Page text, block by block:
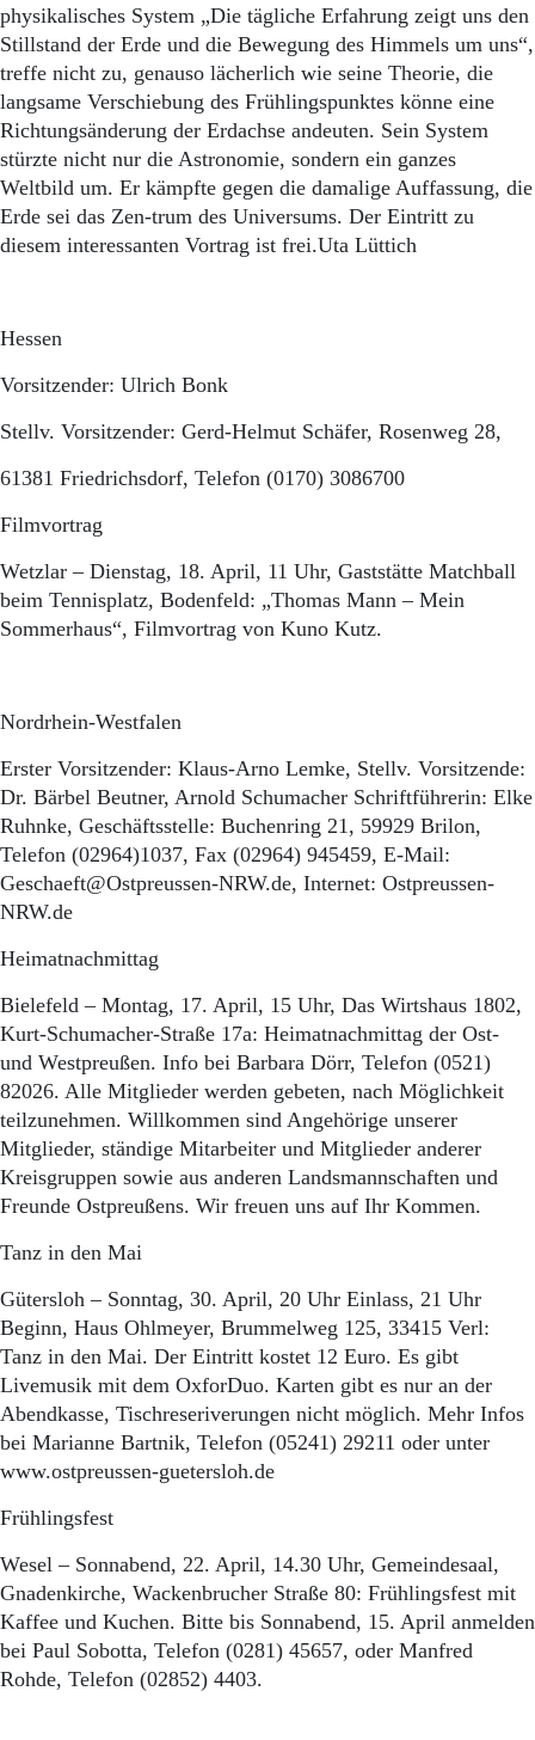
physikalisches System „Die tägliche Erfahrung zeigt uns den
Stillstand der Erde und die Bewegung des Himmels um uns“,
treffe nicht zu, genauso lächerlich wie seine Theorie, die
langsame Verschiebung des Frühlingspunktes könne eine
Richtungsänderung der Erdachse andeuten. Sein System
stürzte nicht nur die Astronomie, sondern ein ganzes
Weltbild um. Er kämpfte gegen die damalige Auffassung, die
Erde sei das Zen-trum des Universums. Der Eintritt zu
diesem interessanten Vortrag ist frei.Uta Lüttich
Hessen
Vorsitzender: Ulrich Bonk
Stellv. Vorsitzender: Gerd-Helmut Schäfer, Rosenweg 28,
61381 Friedrichsdorf, Telefon (0170) 3086700
Filmvortrag
Wetzlar – Dienstag, 18. April, 11 Uhr, Gaststätte Matchball
beim Tennisplatz, Bodenfeld: „Thomas Mann – Mein
Sommerhaus“, Filmvortrag von Kuno Kutz.
Nordrhein-Westfalen
Erster Vorsitzender: Klaus-Arno Lemke, Stellv. Vorsitzende:
Dr. Bärbel Beutner, Arnold Schumacher Schriftführerin: Elke
Ruhnke, Geschäftsstelle: Buchenring 21, 59929 Brilon,
Telefon (02964)1037, Fax (02964) 945459, E-Mail:
Geschaeft@Ostpreussen-NRW.de, Internet: Ostpreussen-
NRW.de
Heimatnachmittag
Bielefeld – Montag, 17. April, 15 Uhr, Das Wirtshaus 1802,
Kurt-Schumacher-Straße 17a: Heimatnachmittag der Ost-
und Westpreußen. Info bei Barbara Dörr, Telefon (0521)
82026. Alle Mitglieder werden gebeten, nach Möglichkeit
teilzunehmen. Willkommen sind Angehörige unserer
Mitglieder, ständige Mitarbeiter und Mitglieder anderer
Kreisgruppen sowie aus anderen Landsmannschaften und
Freunde Ostpreußens. Wir freuen uns auf Ihr Kommen.
Tanz in den Mai
Gütersloh – Sonntag, 30. April, 20 Uhr Einlass, 21 Uhr
Beginn, Haus Ohlmeyer, Brummelweg 125, 33415 Verl:
Tanz in den Mai. Der Eintritt kostet 12 Euro. Es gibt
Livemusik mit dem OxforDuo. Karten gibt es nur an der
Abendkasse, Tischreseriverungen nicht möglich. Mehr Infos
bei Marianne Bartnik, Telefon (05241) 29211 oder unter
www.ostpreussen-guetersloh.de
Frühlingsfest
Wesel – Sonnabend, 22. April, 14.30 Uhr, Gemeindesaal,
Gnadenkirche, Wackenbrucher Straße 80: Frühlingsfest mit
Kaffee und Kuchen. Bitte bis Sonnabend, 15. April anmelden
bei Paul Sobotta, Telefon (0281) 45657, oder Manfred
Rohde, Telefon (02852) 4403.